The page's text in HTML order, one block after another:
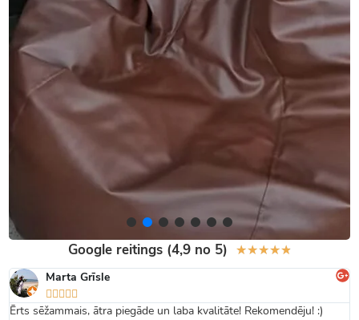
Google reitings (4,9 no 5) ★★★★★
Marta Grīsle
    
Ērts sēžammais, ātra piegāde un laba kvalitāte! Rekomendēju! :)